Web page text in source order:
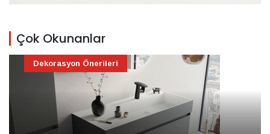
Çok Okunanlar
Dekorasyon Önerileri